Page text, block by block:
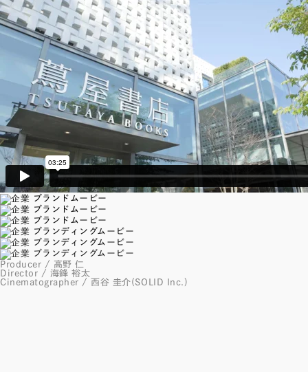
Producer / 高野 仁
Director / 海鋒 裕太
Cinematographer / 西谷 圭介(SOLID Inc. )